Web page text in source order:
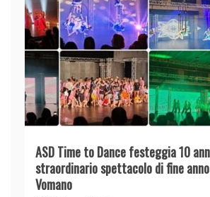
ASD Time to Dance festeggia 10
straordinario spettacolo di fine
Vomano